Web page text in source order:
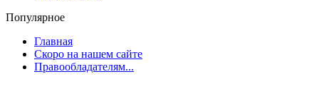
Популярное
Главная
Скоро на нашем сайте
Правообладателям...